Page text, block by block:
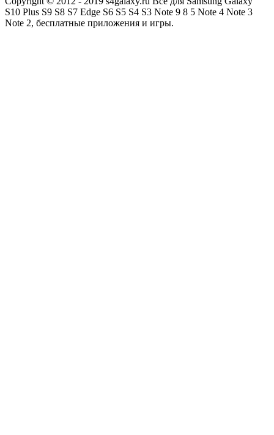
S10 Plus S9 S8 S7 Edge S6 S5 S4 S3 Note 9 8 5 Note 4 Note 3
Note 2, бесплатные приложения и игры.